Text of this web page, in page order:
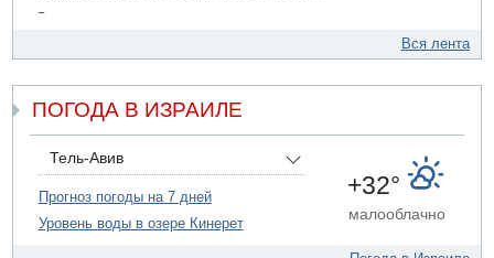
свадьбу
07.08.2026 11:05
Саудовская Аравия опасается нападения хуситов и
иракских ополченцев
07.08.2026 08:29
В Бат-Яме утонул мужчина
07.08.2026 08:29
Стрельба в школе Таиланда
Вся лента
ПОГОДА В ИЗРАИЛЕ
Тель-Авив
Прогноз погоды на 7 дней
Уровень воды в озере Кинерет
+32°
малооблачно